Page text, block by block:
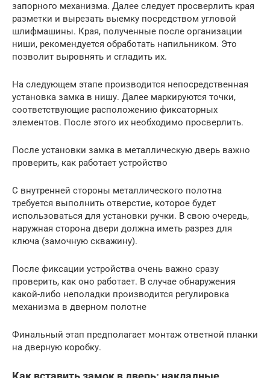
запорного механизма. Далее следует просверлить края
разметки и вырезать выемку посредством угловой
шлифмашины. Края, полученные после организации
ниши, рекомендуется обработать напильником. Это
позволит выровнять и сгладить их.
На следующем этапе производится непосредственная
установка замка в нишу. Далее маркируются точки,
соответствующие расположению фиксаторных
элементов. После этого их необходимо просверлить.
После установки замка в металлическую дверь важно
проверить, как работает устройство
С внутренней стороны металлического полотна
требуется выполнить отверстие, которое будет
использоваться для установки ручки. В свою очередь,
наружная сторона двери должна иметь разрез для
ключа (замочную скважину).
После фиксации устройства очень важно сразу
проверить, как оно работает. В случае обнаружения
какой-либо неполадки производится регулировка
механизма в дверном полотне
Финальный этап предполагает монтаж ответной планки
на дверную коробку.